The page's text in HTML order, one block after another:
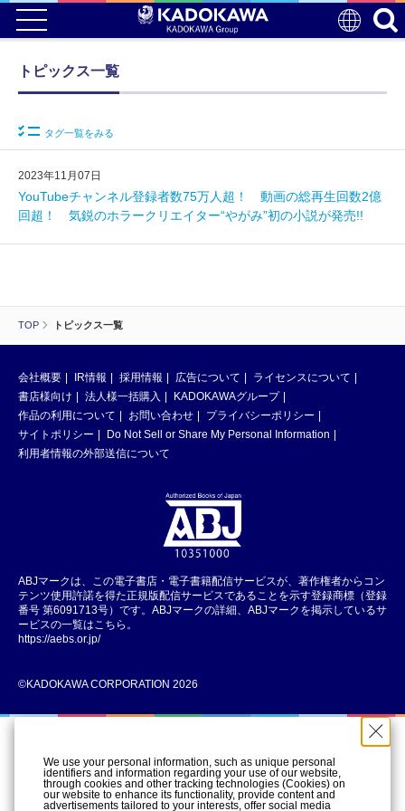
TOP トピックス一覧
トピックス一覧
タグ一覧をみる
2023年11月07日
YouTubeチャンネル登録者数75万人超！ 動画の総再生回数2億
回超！ 気鋭のホラークリエイター“やがみ”初の小説が発売!!
会社概要 IR情報 採用情報 広告について
ライセンスについて
書店様向け
法人様一括購入
KADOKAWAグループ
作品の利用について
お問い合わせ
プライバシーポリシー
サイトポリシー
Do Not Sell or Share My Personal Information
利用者情報の外部送信について
ABJマークは、この電子書店・電子書籍配信サービスが、著作権者からコン
テンツ使用許諾を得た正規版配信サービスであることを示す登録商標（登録
番号 第6091713号）です。ABJマークの詳細、ABJマークを掲示しているサ
ービスの一覧はこちら。
https://aebs.or.jp/
©KADOKAWA CORPORATION 2026
We use your personal information, such as unique personal
identifiers and information regarding your use of our website,
through cookies and other tracking technologies (Cookies) on
our website to enhance its functionality, provide content and
advertisements tailored to your interests, offer social media